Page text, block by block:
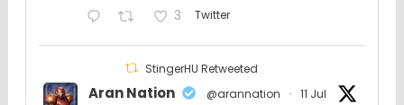
3 Twitter
StingerHU Retweeted
Aran Nation @arannation · 11 Jul